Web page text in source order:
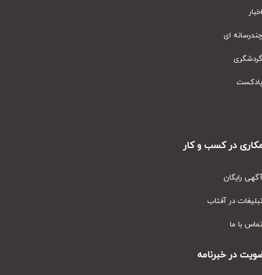
ای
در کسب و کار
رایگان
در آفتاب
با ما
در خبرنامه